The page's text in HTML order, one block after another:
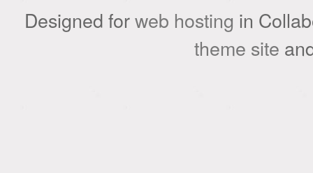
Designed forweb hosting in
theme site